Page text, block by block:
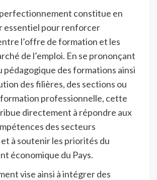
constitue en
essentiel pour renforcer
l’offre de formation et les
de l’emploi. En se prononçant
pédagogique des formations ainsi
des filières, des sections ou
professionnelle, cette
directement à répondre aux
des secteurs
à soutenir les priorités du
économique du Pays.
vise ainsi à intégrer des